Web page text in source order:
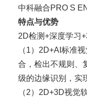
中科融合PRO S
特点与优势
2D检测+深度学习
（1）2D+AI标准
合，检出不规则、
级的边缘识别，实
（2）2D+3D视觉